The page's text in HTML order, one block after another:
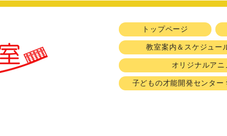
トップページ
教室案内＆スケジュー
オリジナルア
子どもの才能開発センター